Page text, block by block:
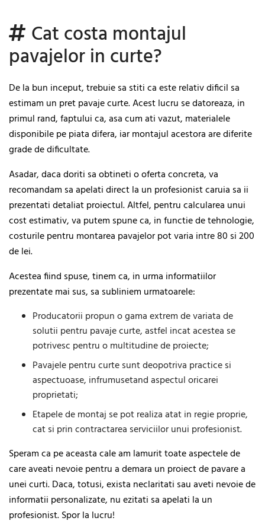
Cat costa montajul
pavajelor in curte?
De la bun inceput, trebuie sa stiti ca este relativ dificil sa
estimam un pret pavaje curte. Acest lucru se datoreaza, in
primul rand, faptului ca, asa cum ati vazut, materialele
disponibile pe piata difera, iar montajul acestora are diferite
grade de dificultate.
Asadar, daca doriti sa obtineti o oferta concreta, va
recomandam sa apelati direct la un profesionist caruia sa ii
prezentati detaliat proiectul. Altfel, pentru calcularea unui
cost estimativ, va putem spune ca, in functie de tehnologie,
costurile pentru montarea pavajelor pot varia intre 80 si 200
de lei.
Acestea fiind spuse, tinem ca, in urma informatiilor
prezentate mai sus, sa subliniem urmatoarele:
Producatorii propun o gama extrem de variata de
solutii pentru pavaje curte, astfel incat acestea se
potrivesc pentru o multitudine de proiecte;
Pavajele pentru curte sunt deopotriva practice si
aspectuoase, infrumusetand aspectul oricarei
proprietati;
Etapele de montaj se pot realiza atat in regie proprie,
cat si prin contractarea serviciilor unui profesionist.
Speram ca pe aceasta cale am lamurit toate aspectele de
care aveati nevoie pentru a demara un proiect de pavare a
unei curti. Daca, totusi, exista neclaritati sau aveti nevoie de
informatii personalizate, nu ezitati sa apelati la un
profesionist. Spor la lucru!